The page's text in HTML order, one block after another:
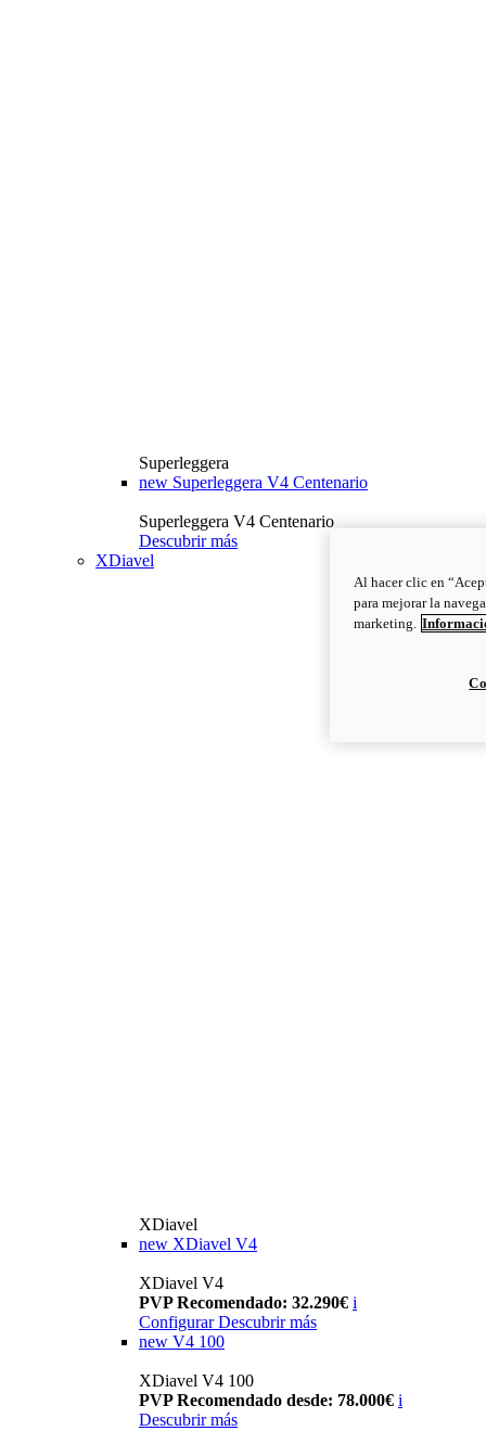
Superleggera
new Superleggera V4 Centenario
Superleggera V4 Centenario
Descubrir más
XDiavel
XDiavel
new XDiavel V4
XDiavel V4
PVP Recomendado: 32.290€ i
Configurar Descubrir más
new V4 100
XDiavel V4 100
PVP Recomendado desde: 78.000€ i
Descubrir más
Al hacer clic en
para mejorar la
marketing.